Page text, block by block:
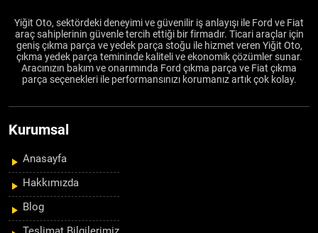
Yiğit Oto, sektördeki deneyimi ve güvenilir iş anlayışı ile Ford ve Fiat
araç sahiplerinin güvenle tercih ettiği bir firmadır. Ticari araçlar için
geniş çıkma parça ve yedek parça stoğu ile hizmet veren Yiğit Oto,
çıkma yedek parça temininde kaliteli ve ekonomik çözümler sunar.
Aracınızın bakım ve onarımında Ford çıkma parça ve Fiat çıkma
parça seçenekleri ile performansınızı korumanız artık çok kolay.
Kurumsal
Anasayfa
Hakkımızda
Blog